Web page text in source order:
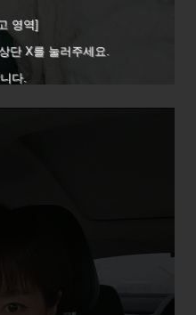
영역]
단 X를 눌러주세요.
다.